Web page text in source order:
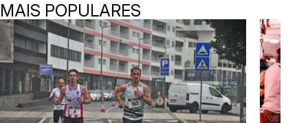
MAIS POPULARES